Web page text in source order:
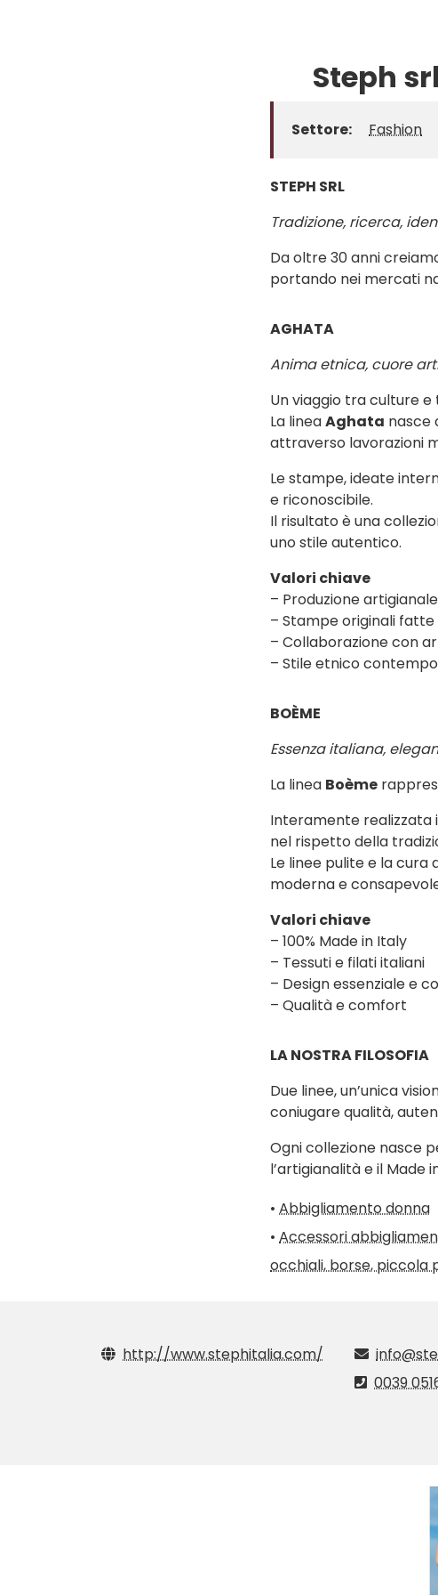
Steph
Settore: Fashion
STEPH SRL
Tradizione, ricerca,
Da oltre 30 anni
portando nei mercati
AGHATA
Anima etnica, cuore
Un viaggio tra culture e
La lineaAghata nasce
attraverso lavorazioni
Le stampe, ideate
e riconoscibile.
Il risultato è una
uno stile autentico.
Valori chiave
– Produzione artigianale
– Stampe originali fatte
– Collaborazione con
– Stile etnico
BOÈME
Essenza italiana,
La linea Boème
Interamente realizzata
nel rispetto della
Le linee pulite e la
moderna e
Valori chiave
– 100% Made in Italy
– Tessuti e filati italiani
– Design essenziale e
– Qualità e comfort
LA NOSTRA FILOSOFIA
Due linee, un’unica
coniugare qualità,
Ogni collezione nasce
l’artigianalità e il Made
• Abbigliamento donna
• Accessori
occhiali, borse, piccola
http://www.stephitalia.com/
0039